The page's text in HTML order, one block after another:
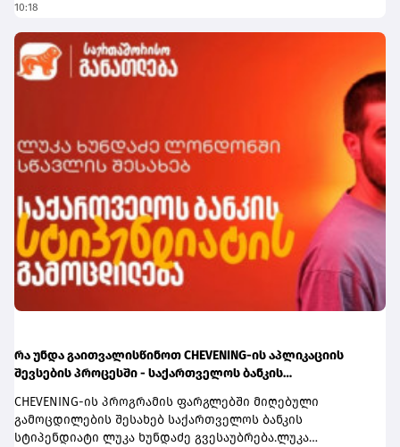
სუპერპრიზი - 10,000 ლარი მოიგონ.გათამაშებაში
მონაწილეობა შეუძლია საქართველოს ბანკის ყველა
სრულწლოვან მომხმარებელს, რომელიც საქართველოს
მოქალაქეა, საქართველოს ბანკის თანამშრომლების
გარდა. მონაწილეობისთვის საჭიროა, მომხმარებელმა
მიღებული გზავნილი საქართველოს ბანკის მობილბანკის
ან ინტერნეტბანკის საშუალებით გაანაღდოს. თითოეულ
განაღდებულ 150 ლარზე გათამაშების ერთი ბილეთი
ენიჭება, რაც მოგების შანსს ზრდის.კამპანიაში
მონაწილეობა ემიგრანტებსაც შეუძლიათ. ამისთვის
საჭიროა, გზავნილი საკუთარ თავს გამოუგზავნონ, ხოლო
თანხა საქართველოს ბანკის მობილბანკის ან
ინტერნეტბანკის საშუალებით გაანაღდონ.გზავნილის
კამპანიის შესახებ ყველა საჭირო ინფორმაციას
გაეცანით ამ ბმულზე.
10:18
რა უნდა გაითვალისწინოთ CHEVENING-ის აპლიკაციის
შევსების პროცესში - საქართველოს ბანკის
CHEVENING-ის პროგრამის ფარგლებში მიღებული
გამოცდილების შესახებ საქართველოს ბანკის
სტიპენდიატი ლუკა ხუნდაძე გვესაუბრება.ლუკა